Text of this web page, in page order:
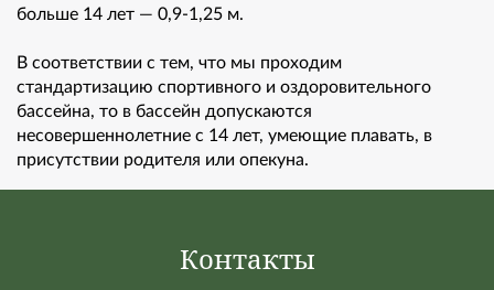
больше 14 лет — 0,9-1,25 м.
В соответствии с тем, что мы проходим
стандартизацию спортивного и оздоровительного
бассейна, то в бассейн допускаются
несовершеннолетние с 14 лет, умеющие плавать, в
присутствии родителя или опекуна.
Контакты